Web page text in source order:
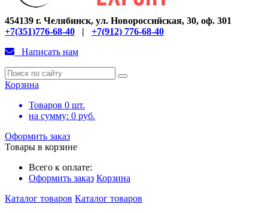
454139 г. Челябинск, ул. Новороссийская, 30, оф. 301
+7(351)776-68-40 | +7(912) 776-68-40
Написать нам
Корзина
Товаров 0 шт.
на сумму: 0 руб.
Оформить заказ
Товары в корзине
Всего к оплате:
Оформить заказ Корзина
Каталог товаров Каталог товаров